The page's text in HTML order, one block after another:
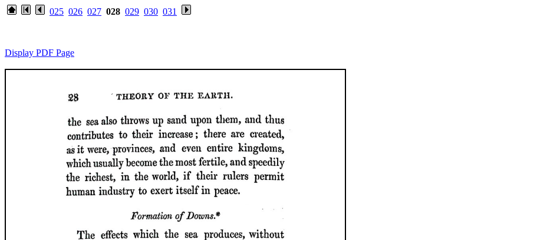
025 026 027 028 029 030 031
Display PDF Page